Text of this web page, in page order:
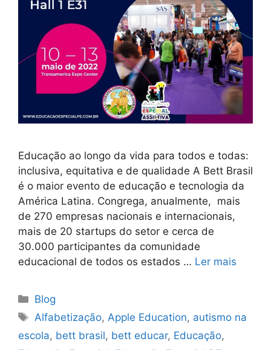
Educação ao longo da vida para todos e todas:
inclu​siva, equitativa e de qualidade A Bett Brasil
é o maior evento de educação e tecnologia da
América Latina. Congrega, anualmente, mais
de 270 empresas nacionais e internacionais,
mais de 20 startups do setor e cerca de
30.000 participantes da comunidade
educacional de todos os estados … Ler mais
Blog
Alfabetização, Apple Education, autismo na
escola, bett brasil, bett educar, Educação,